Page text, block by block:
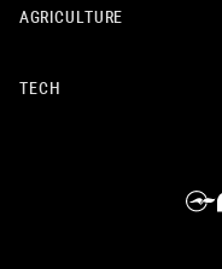
AGRICULTURE
TECH